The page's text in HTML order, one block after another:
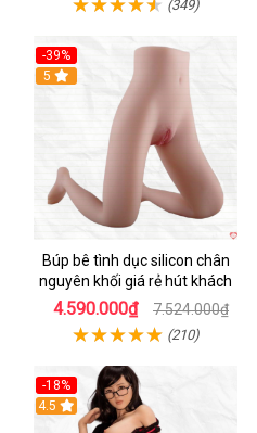
(349)
-39%
5
Búp bê tình dục silicon chân
nguyên khối giá rẻ hút khách
4.590.000₫ 7.524.000₫
(210)
-18%
Hot
4.5